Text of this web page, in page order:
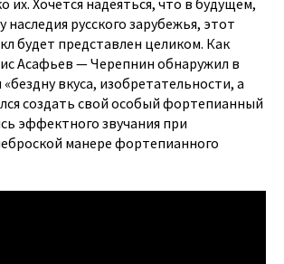
наследия русского зарубежья, этот
будет представлен целиком. Как
Асафьев — Черепнин обнаружил в
вкуса, изобретательности, а
создать свой особый фортепианный
эффектного звучания при
манере фортепианного